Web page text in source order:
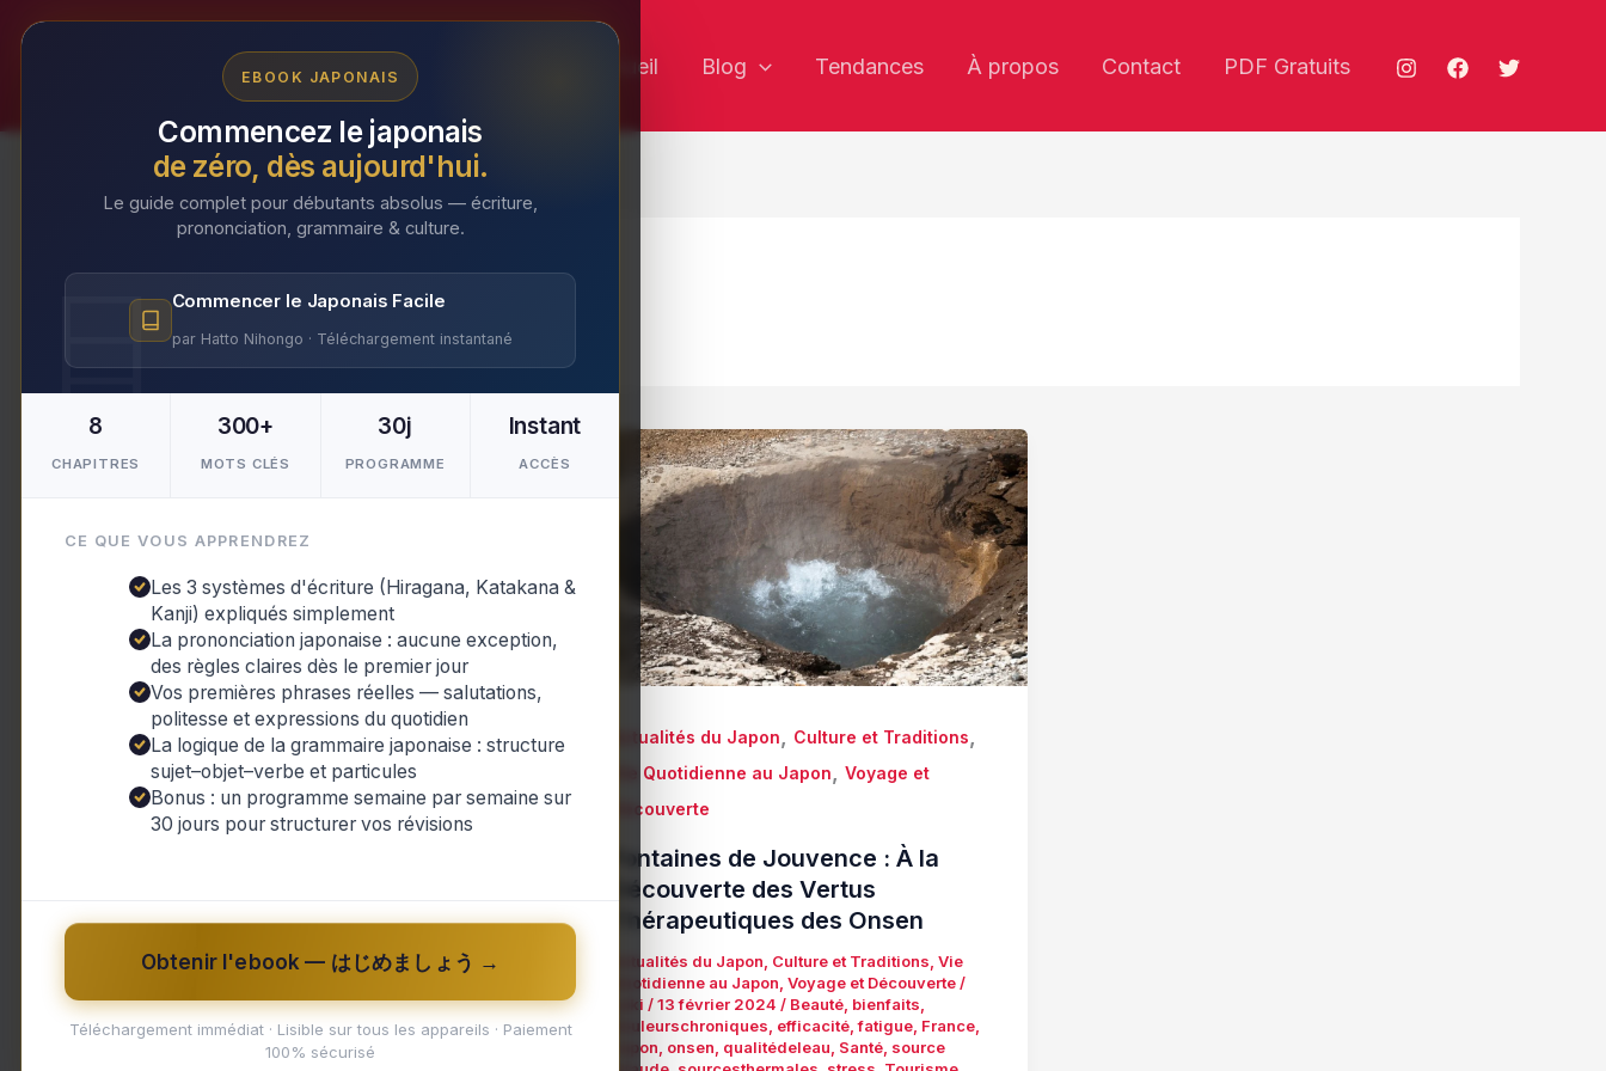
EBOOK JAPONAIS
Commencez le japonais
de zéro, dès aujourd'hui.
Le guide complet pour débutants absolus — écriture,
prononciation, grammaire & culture.
Commencer le Japonais Facile
par Hatto Nihongo · Téléchargement instantané
8
CHAPITRES
300+
MOTS CLÉS
30j
PROGRAMME
Instant
ACCÈS
CE QUE VOUS APPRENDREZ
Les 3 systèmes d'écriture (Hiragana, Katakana &
Kanji) expliqués simplement
La prononciation japonaise : aucune exception,
des règles claires dès le premier jour
Vos premières phrases réelles — salutations,
politesse et expressions du quotidien
La logique de la grammaire japonaise : structure
sujet–objet–verbe et particules
Bonus : un programme semaine par semaine sur
30 jours pour structurer vos révisions
Obtenir l'ebook — はじめましょう →
Téléchargement immédiat · Lisible sur tous les appareils · Paiement
100% sécurisé
Aller
au
Accueil Blog Tendances À propos Contact PDF Gratuits
France
Actualités du Japon,Culture et Traditions
comportement des fans de trains
japonais
Actualités du Japon ,Culture et Traditions,
Technologie et Innovation,Voyage et Découverte
Actualités du Japon Culture et Traditions
Vie Quotidienne au Japon
Voyage et
Découverte
Fontaines de Jouvence : À la
Découverte des Vertus
Thérapeutiques des Onsen
Actualités du Japon Culture et Traditions Vie
Quotidienne au Japon Voyage et Découverte/
yuki /13 février 2024 / Beauté, bienfaits
douleurschroniques efficacité,fatigue, France,
Japon onsen qualitédeleau Santé, source